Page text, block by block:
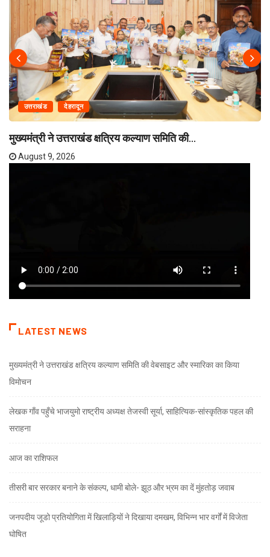
उत्तराखंड देहरादून
मुख्यमंत्री ने उत्तराखंड क्षत्रिय कल्याण समिति की...
August 9, 2026
LATEST NEWS
मुख्यमंत्री ने उत्तराखंड क्षत्रिय कल्याण समिति की वेबसाइट और स्मारिका का किया
विमोचन
लेखक गाँव पहुँचे भाजयुमो राष्ट्रीय अध्यक्ष तेजस्वी सूर्या, साहित्यिक-सांस्कृतिक पहल की
सराहना
आज का राशिफल
तीसरी बार सरकार बनाने के संकल्प, धामी बोले- झूठ और भ्रम का दें मुंहतोड़ जवाब
जनपदीय जूडो प्रतियोगिता में खिलाड़ियों ने दिखाया दमखम, विभिन्न भार वर्गों में विजेता
घोषित